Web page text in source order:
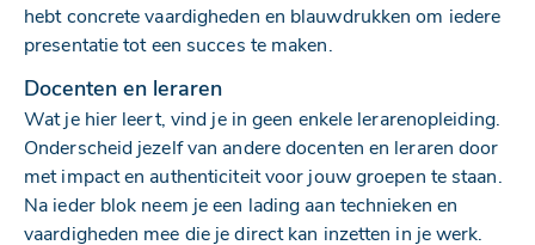
hebt concrete vaardigheden en blauwdrukken om iedere
presentatie tot een succes te maken.
Docenten en leraren
Wat je hier leert, vind je in geen enkele lerarenopleiding.
Onderscheid jezelf van andere docenten en leraren door
met impact en authenticiteit voor jouw groepen te staan.
Na ieder blok neem je een lading aan technieken en
vaardigheden mee die je direct kan inzetten in je werk.